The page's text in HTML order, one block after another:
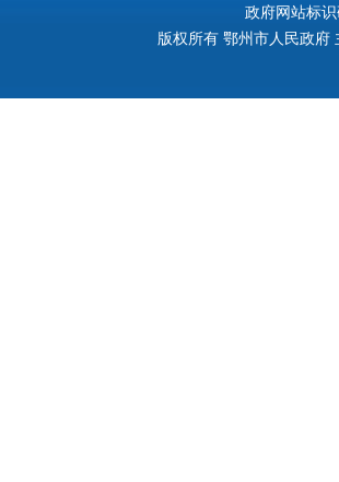
政府网站标
版权所有 鄂州市人民政府